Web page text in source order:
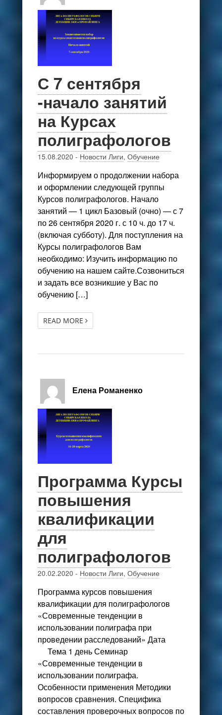
С 7 сентября
-начало занятий
на Курсах
полиграфологов
15.08.2020 - Новости Лиги, Обучение
Информируем о продолжении набора
и оформлении следующей группы
Курсов полиграфологов. Начало
занятий — 1 цикл Базовый (очно) — с 7
по 26 сентября 2020 г. с 10 ч. до 17 ч.
(включая субботу). Для поступления на
Курсы полиграфологов Вам
необходимо: Изучить информацию по
обучению на нашем сайте.Созвониться
и задать все возникшие у Вас по
обучению […]
READ MORE
Елена Романенко
Программа Курсы
повышения
квалификации
для
полиграфологов
20.02.2020 - Новости Лиги, Обучение
Программа курсов повышения
квалификации для полиграфологов
«Современные тенденции в
использовании полиграфа при
проведении расследований» Дата
Тема 1 день Семинар
«Современные тенденции в
использовании полиграфа.
Особенности применения Методики
вопросов сравнения. Специфика
составления проверочных вопросов по